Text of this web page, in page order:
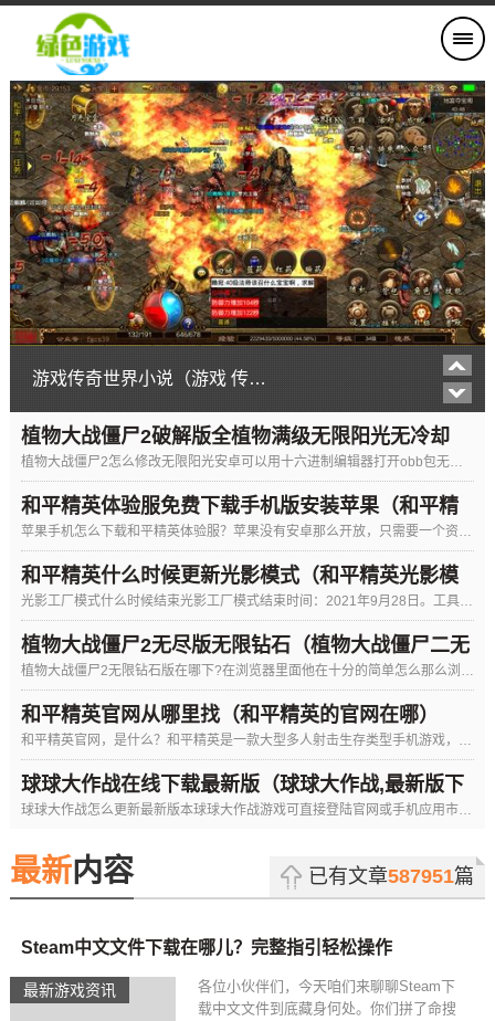
游戏传奇世界小说（游戏 传奇世界）
植物大战僵尸破解版无限钻石无限阳光无Cd（植物大战僵尸破解版无限钻石和金币无限阳光无限种植物）
植物大战僵尸2破解版全植物满级无限阳光无冷却
（植物大战僵尸2破解版下载无限阳光无冷却5阶）
植物大战僵尸2怎么修改无限阳光安卓可以用十六进制编辑器打开obb包无冷却修改法：搜索Hitpoints，后面
和平精英体验服免费下载手机版安装苹果（和平精
英体验服免费下载直接玩）
苹果手机怎么下载和平精英体验服？苹果没有安卓那么开放，只需要一个资格就能随意下载体验服app安装。在苹果设备
和平精英什么时候更新光影模式（和平精英光影模
式什么时候结束）
光影工厂模式什么时候结束光影工厂模式结束时间：2021年9月28日。工具／原料：华为meta40EMUI11
植物大战僵尸2无尽版无限钻石（植物大战僵尸二无
尽版无限钻石）
植物大战僵尸2无限钻石版在哪下?在浏览器里面他在十分的简单怎么那么浏览器后点开搜索搜索植物大战僵尸2无限钻石
和平精英官网从哪里找（和平精英的官网在哪）
和平精英官网，是什么？和平精英是一款大型多人射击生存类型手机游戏，游戏采用了吃鸡的玩法，续刺激战场之后，这款
球球大作战在线下载最新版（球球大作战,最新版下
载）
球球大作战怎么更新最新版本球球大作战游戏可直接登陆官网或手机应用市场更新最新版本即可。步骤如下：1、打开浏览
最新内容 已有文章587951篇
最新游戏资讯
Steam中文文件下载在哪儿？完整指引轻松操作
各位小伙伴们，今天咱们来聊聊Steam下
载中文文件到底藏身何处。你们拼了命搜